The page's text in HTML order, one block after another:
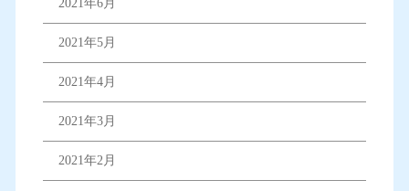
2021年6月
2021年5月
2021年4月
2021年3月
2021年2月